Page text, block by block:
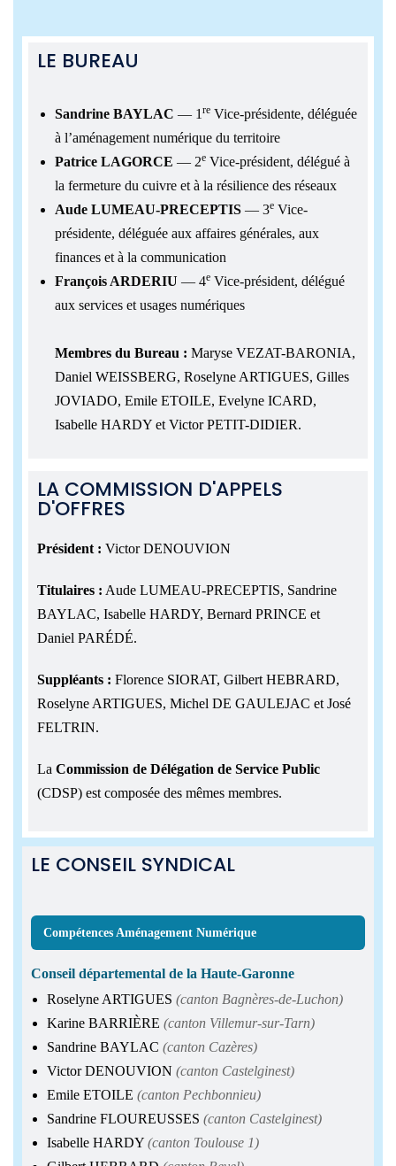
LE BUREAU
Sandrine BAYLAC — 1 re Vice-présidente, déléguée
à l’aménagement numérique du territoire
Patrice LAGORCE — 2e Vice-président, délégué à
la fermeture du cuivre et à la résilience des réseaux
Aude LUMEAU-PRECEPTIS — 3e Vice-
présidente, déléguée aux affaires générales, aux
finances et à la communication
François ARDERIU — 4e Vice-président, délégué
aux services et usages numériques
Membres du Bureau : Maryse VEZAT-BARONIA,
Daniel WEISSBERG, Roselyne ARTIGUES, Gilles
JOVIADO, Emile ETOILE, Evelyne ICARD,
Isabelle HARDY et Victor PETIT-DIDIER.
LA COMMISSION D'APPELS
D'OFFRES
Président : Victor DENOUVION
Titulaires : Aude LUMEAU-PRECEPTIS, Sandrine
BAYLAC, Isabelle HARDY, Bernard PRINCE et
Daniel PARÉDÉ.
Suppléants : Florence SIORAT, Gilbert HEBRARD,
Roselyne ARTIGUES, Michel DE GAULEJAC et José
FELTRIN.
La Commission de Délégation de Service Public
(CDSP) est composée des mêmes membres.
LE CONSEIL SYNDICAL
Compétences Aménagement Numérique
Conseil départemental de la Haute-Garonne
Roselyne ARTIGUES (canton Bagnères-de-Luchon)
Karine BARRIÈRE (canton Villemur-sur-Tarn)
Sandrine BAYLAC (canton Cazères)
Victor DENOUVION (canton Castelginest)
Emile ETOILE (canton Pechbonnieu)
Sandrine FLOUREUSSES (canton Castelginest)
Isabelle HARDY (canton Toulouse 1)